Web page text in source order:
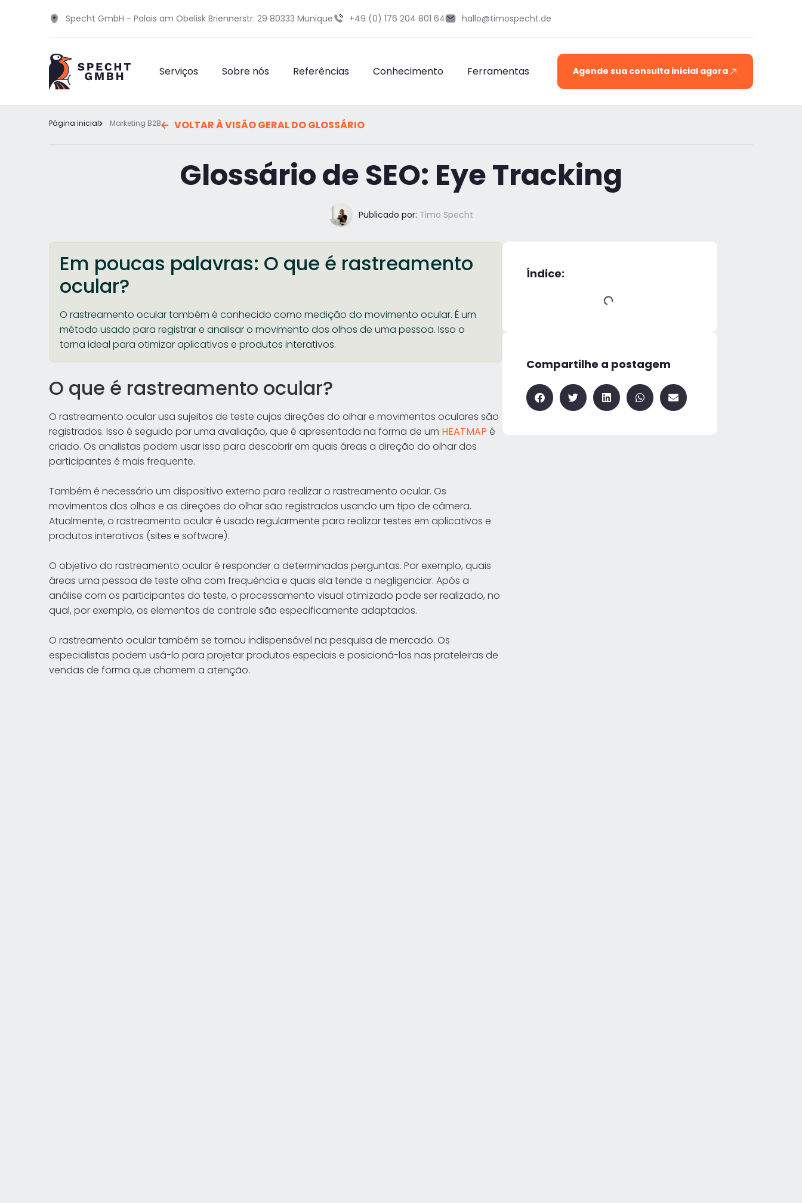
Specht GmbH - Palais am Obelisk Briennerstr. 29 80333 Munique +49 (0) 176 204 801 64 hallo@timospecht.de
Serviços Sobre nós Referências Conhecimento Ferramentas Agende sua consulta inicial agora
Página inicial Marketing B2B VOLTAR À VISÃO GERAL DO GLOSSÁRIO
Glossário de SEO: Eye Tracking
Publicado por: Timo Specht
Em poucas palavras: O que é rastreamento
ocular?
O rastreamento ocular também é conhecido como medição do movimento ocular. É um
método usado para registrar e analisar o movimento dos olhos de uma pessoa. Isso o
torna ideal para otimizar aplicativos e produtos interativos.
O que é rastreamento ocular?
O rastreamento ocular usa sujeitos de teste cujas direções do olhar e movimentos oculares são
registrados. Isso é seguido por uma avaliação, que é apresentada na forma de um HEATMAP é
criado. Os analistas podem usar isso para descobrir em quais áreas a direção do olhar dos
participantes é mais frequente.
Também é necessário um dispositivo externo para realizar o rastreamento ocular. Os
movimentos dos olhos e as direções do olhar são registrados usando um tipo de câmera.
Atualmente, o rastreamento ocular é usado regularmente para realizar testes em aplicativos e
produtos interativos (sites e software).
O objetivo do rastreamento ocular é responder a determinadas perguntas. Por exemplo, quais
áreas uma pessoa de teste olha com frequência e quais ela tende a negligenciar. Após a
análise com os participantes do teste, o processamento visual otimizado pode ser realizado, no
qual, por exemplo, os elementos de controle são especificamente adaptados.
O rastreamento ocular também se tornou indispensável na pesquisa de mercado. Os
especialistas podem usá-lo para projetar produtos especiais e posicioná-los nas prateleiras de
vendas de forma que chamem a atenção.
Índice:
Compartilhe a postagem